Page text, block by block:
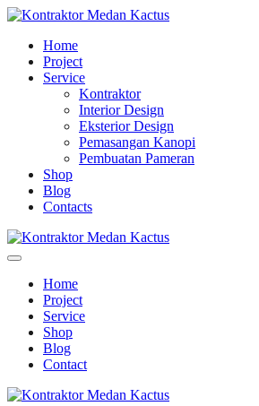
Home
Project
Service
Kontraktor
Interior Design
Eksterior Design
Pemasangan Kanopi
Pembuatan Pameran
Shop
Blog
Contacts
Home
Project
Service
Shop
Blog
Contact